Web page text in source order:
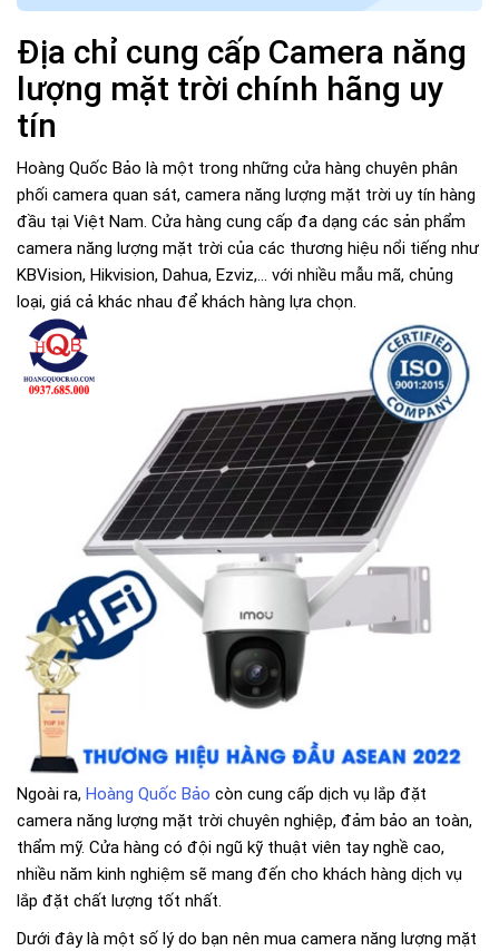
Địa chỉ cung cấp Camera năng
lượng mặt trời chính hãng uy
tín
Hoàng Quốc Bảo là một trong những cửa hàng chuyên phân
phối camera quan sát, camera năng lượng mặt trời uy tín hàng
đầu tại Việt Nam. Cửa hàng cung cấp đa dạng các sản phẩm
camera năng lượng mặt trời của các thương hiệu nổi tiếng như
KBVision, Hikvision, Dahua, Ezviz,... với nhiều mẫu mã, chủng
loại, giá cả khác nhau để khách hàng lựa chọn.
Ngoài ra, Hoàng Quốc Bảo còn cung cấp dịch vụ lắp đặt
camera năng lượng mặt trời chuyên nghiệp, đảm bảo an toàn,
thẩm mỹ. Cửa hàng có đội ngũ kỹ thuật viên tay nghề cao,
nhiều năm kinh nghiệm sẽ mang đến cho khách hàng dịch vụ
lắp đặt chất lượng tốt nhất.
Dưới đây là một số lý do bạn nên mua camera năng lượng mặt